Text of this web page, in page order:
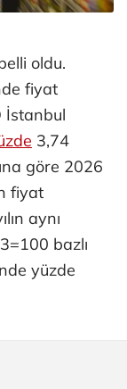
oldu.
fiyat
İstanbul
3,74
göre 2026
fiyat
aynı
bazlı
yüzde